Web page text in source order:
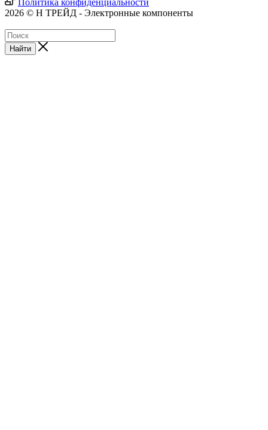
2026 © Н ТРЕЙД - Электронные компоненты
Найти